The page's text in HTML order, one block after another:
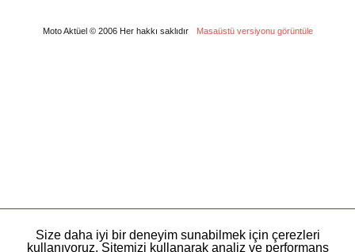
Moto Aktüel © 2006 Her hakkı saklıdır Masaüstü versiyonu görüntüle
Size daha iyi bir deneyim sunabilmek için çerezleri
kullanıyoruz. Sitemizi kullanarak analiz ve performans